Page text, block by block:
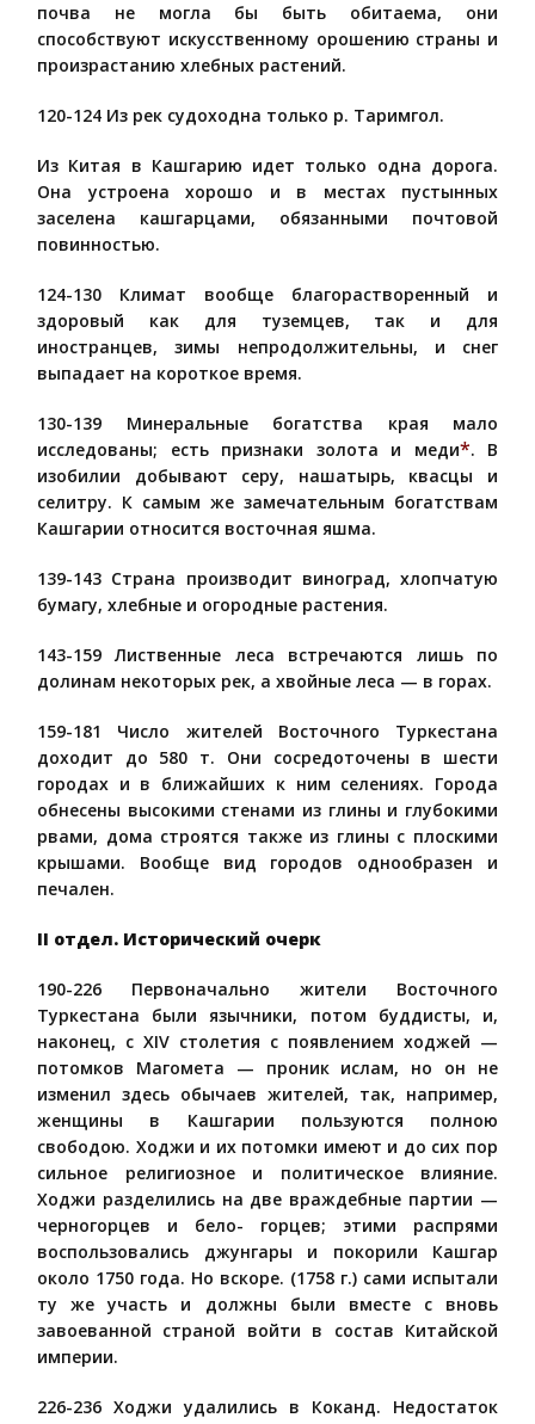
почва не могла бы быть обитаема, они
способствуют искусственному орошению страны и
произрастанию хлебных растений.
120-124 Из рек судоходна только р. Таримгол.
Из Китая в Кашгарию идет только одна дорога.
Она устроена хорошо и в местах пустынных
заселена кашгарцами, обязанными почтовой
повинностью.
124-130 Климат вообще благорастворенный и
здоровый как для туземцев, так и для
иностранцев, зимы непродолжительны, и снег
выпадает на короткое время.
130-139 Минеральные богатства края мало
исследованы; есть признаки золота и меди*. В
изобилии добывают серу, нашатырь, квасцы и
селитру. К самым же замечательным богатствам
Кашгарии относится восточная яшма.
139-143 Страна производит виноград, хлопчатую
бумагу, хлебные и огородные растения.
143-159 Лиственные леса встречаются лишь по
долинам некоторых рек, а хвойные леса — в горах.
159-181 Число жителей Восточного Туркестана
доходит до 580 т. Они сосредоточены в шести
городах и в ближайших к ним селениях. Города
обнесены высокими стенами из глины и глубокими
рвами, дома строятся также из глины с плоскими
крышами. Вообще вид городов однообразен и
печален.
II отдел. Исторический очерк
190-226 Первоначально жители Восточного
Туркестана были язычники, потом буддисты, и,
наконец, с XIV столетия с появлением ходжей —
потомков Магомета — проник ислам, но он не
изменил здесь обычаев жителей, так, например,
женщины в Кашгарии пользуются полною
свободою. Ходжи и их потомки имеют и до сих пор
сильное религиозное и политическое влияние.
Ходжи разделились на две враждебные партии —
черногорцев и бело- горцев; этими распрями
воспользовались джунгары и покорили Кашгар
около 1750 года. Но вскоре. (1758 г.) сами испытали
ту же участь и должны были вместе с вновь
завоеванной страной войти в состав Китайской
империи.
226-236 Ходжи удалились в Коканд. Недостаток